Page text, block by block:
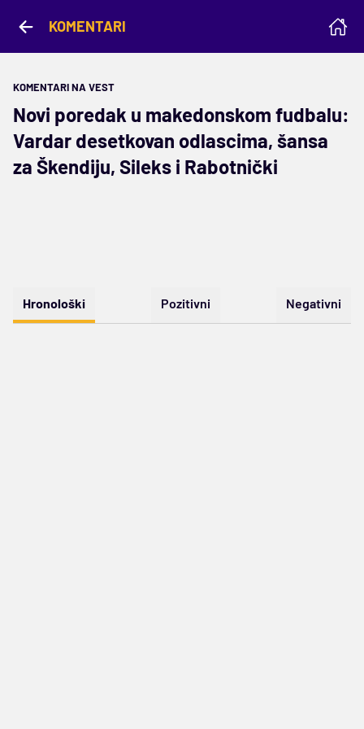
KOMENTARI
KOMENTARI NA VEST
Novi poredak u makedonskom fudbalu:
Vardar desetkovan odlascima, šansa
za Škendiju, Sileks i Rabotnički
Hronološki Pozitivni Negativni